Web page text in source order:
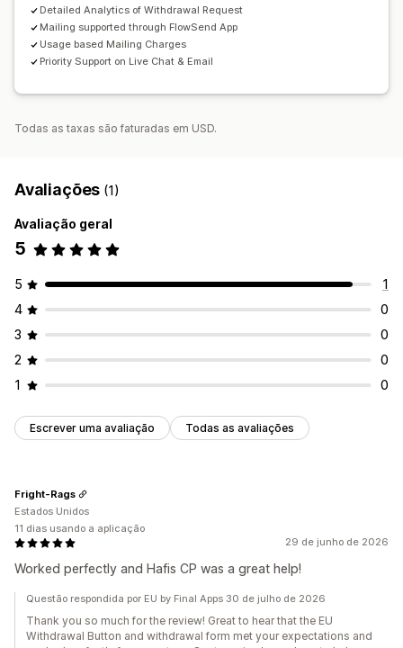
Detailed Analytics of Withdrawal Request
Mailing supported through FlowSend App
Usage based Mailing Charges
Priority Support on Live Chat & Email
Todas as taxas são faturadas em USD.
Avaliações (1)
Avaliação geral
5
5
1
4
0
3
0
2
0
1
0
Escrever uma avaliação Todas as avaliações
29 de junho de 2026
Worked perfectly and Hafis CP was a great help!
Fright-Rags
Estados Unidos
11 dias usando a aplicação
Questão respondida por EU by Final Apps 30 de julho de 2026
Thank you so much for the review! Great to hear that the EU
Withdrawal Button and withdrawal form met your expectations and